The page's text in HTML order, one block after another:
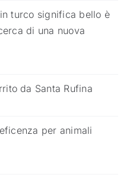
turco significa bello è
di una nuova
da Santa Rufina
per animali